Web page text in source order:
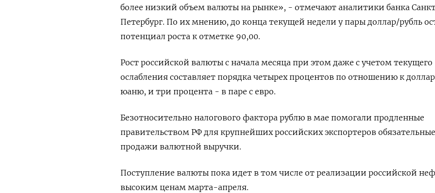
более низкий объем валюты на рынке», - отмечают аналитики банка
Петербург. По их мнению, до конца текущей недели у пары доллар/рубль
потенциал роста к отметке 90,00.
Рост российской валюты с начала месяца при этом даже с учетом текущего
ослабления составляет порядка четырех процентов по отношению к
юаню, и три процента - в паре с евро.
Безотносительно налогового фактора рублю в мае помогали продленные
правительством РФ для крупнейших российских экспортеров обязательные
продажи валютной выручки.
Поступление валюты пока идет в том числе от реализации российской
высоким ценам марта-апреля.